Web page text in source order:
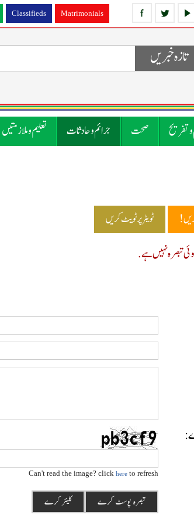
Classifieds Matrimonials
تازہ خبریں
تفریح صحت جرائم و حادثات تعلیم و ملازمتیں
ٹویٹر پر ٹویٹ کریں
تبصرہ نہیں ہے.
Can't read the image? click hereto refresh